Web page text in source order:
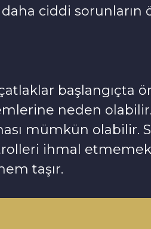
ciddi sorunların
başlangıçta
neden
mümkün olabilir.
ihmal
taşır.